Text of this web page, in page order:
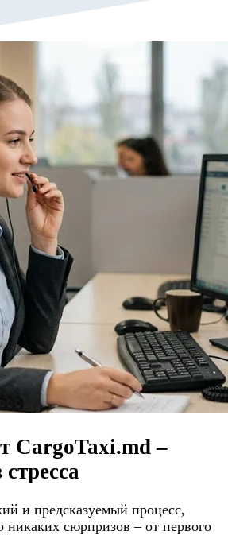
CargoTaxi.md –
и предсказуемый процесс,
никаких сюрпризов – от первого